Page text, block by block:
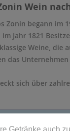
Wein
Zonin begann
Jahr 1821
Weine,
das
sich über